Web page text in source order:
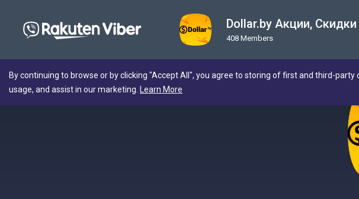
Dollar.by Акции,
408 Members
By continuing to browse or by clicking "Accept All", you agree to storing of first and third-
usage, and assist in our marketing.
Learn More